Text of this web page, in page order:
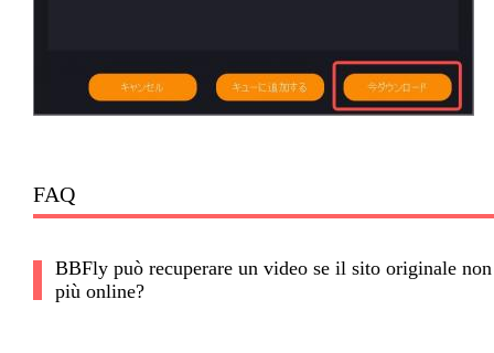
FAQ
BBFly può recuperare un video se il sito originale
più online?